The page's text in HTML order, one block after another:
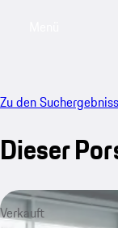
Zu den
Dieser
Verkauft